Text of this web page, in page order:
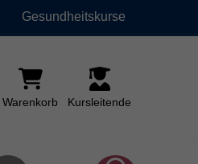
Gesundheitskurse
Warenkorb Kursleitende